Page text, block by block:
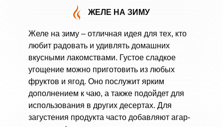
ЖЕЛЕ НА ЗИМУ
Желе на зиму – отличная идея для тех, кто
любит радовать и удивлять домашних
вкусными лакомствами. Густое сладкое
угощение можно приготовить из любых
фруктов и ягод. Оно послужит ярким
дополнением к чаю, а также подойдет для
использования в других десертах. Для
загустения продукта часто добавляют агар-